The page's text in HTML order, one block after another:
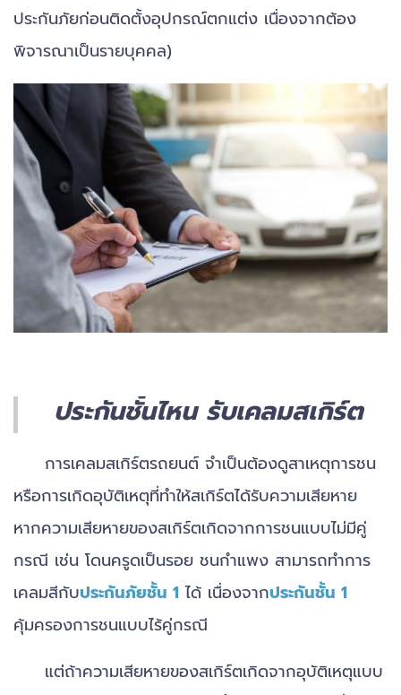
ประกันภัยก่อนติดตั้งอุปกรณ์ตกแต่ง เนื่องจากต้อง
พิจารณาเป็นรายบุคคล)
ประกันชั้นไหน รับเคลมสเกิร์ต
การเคลมสเกิร์ตรถยนต์ จำเป็นต้องดูสาเหตุการชน
หรือการเกิดอุบัติเหตุที่ทำให้สเกิร์ตได้รับความเสียหาย
หากความเสียหายของสเกิร์ตเกิดจากการชนแบบไม่มีคู่
กรณี เช่น โดนครูดเป็นรอย ชนกำแพง สามารถทำการ
เคลมสีกับประกันภัยชั้น 1 ได้ เนื่องจากประกันชั้น 1
คุ้มครองการชนแบบไร้คู่กรณี
แต่ถ้าความเสียหายของสเกิร์ตเกิดจากอุบัติเหตุแบบ